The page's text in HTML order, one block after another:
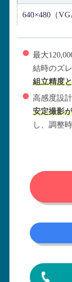
640×480（
最大
結時のズ
組立精度
高感度設
安定撮影
し、調整